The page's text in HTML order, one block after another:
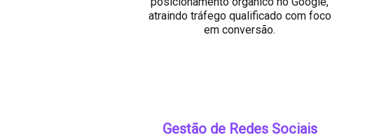
atraindo tráfego qualificado com foco
em conversão.
Gestão de Redes Sociais